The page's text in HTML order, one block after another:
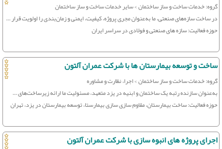
گروه: خدمات ساخت و ساز ساختمان > سایر خدمات ساخت و ساز ساختمان
در ساخت سازه‌های صنعتی، ما به‌عنوان مجری پروژه، کیفیت، ایمنی و زمان‌بندی را اولویت قرار ...
حوزه فعالیت: سازه های صنعتی و فولادی در سراسر ایران
ساخت و توسعه بیمارستان ها با شرکت عمران آلتون
گروه: خدمات ساخت و ساز ساختمان > اجرا، نظارت و مشاوره
به‌عنوان سازنده رتبه یک ساختمان و ابنیه در یزد متعهد، مسئولیت ما ارائه زیرساخت‌های ...
حوزه فعالیت: ساخت بیمارستان، مقاوم سازی سازی بیمارستا، توسعه بیمارستان در یزد، تهران
اجرای پروژه های انبوه سازی با شرکت عمران آلتون